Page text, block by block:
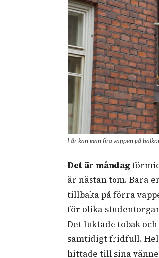
I år kan man fira vappen på
Det är måndag
är nästan tom. Bara
tillbaka på förra
för olika
Det luktade tobak
samtidigt fridfull.
hittade till sina